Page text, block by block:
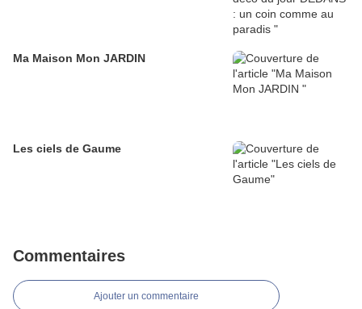
Ma Maison Mon JARDIN
Les ciels de Gaume
Commentaires
Ajouter un commentaire